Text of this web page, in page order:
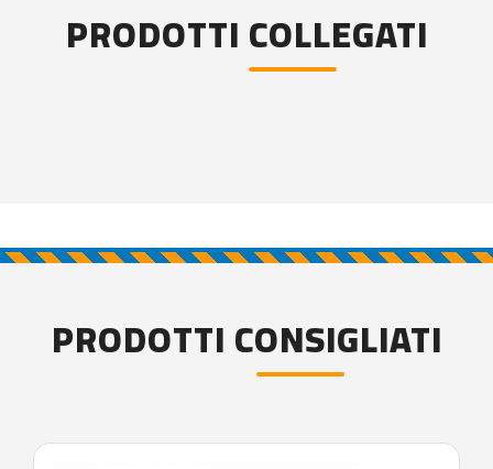
PRODOTTI COLLEGATI
PRODOTTI CONSIGLIATI